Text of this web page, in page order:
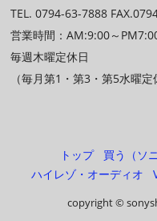
TEL. 0794-63-7888
営業時間：AM:9:00～
毎週木曜定休日
（毎月第1・第3・第5水曜定
トップ 買う（ソ
ハイレゾ・オーディオ
copyright ©